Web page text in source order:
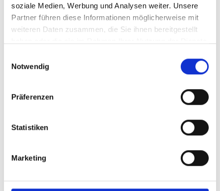
soziale Medien, Werbung und Analysen weiter. Unsere
Partner führen diese Informationen möglicherweise mit
weiteren Daten zusammen, die Sie ihnen bereitgestellt
Notwendig
Präferenzen
Statistiken
Marketing
Meldungen zum Projekt
Vorherige
NBSAP-Tag auf der CBD COP 16
weiterlesenN